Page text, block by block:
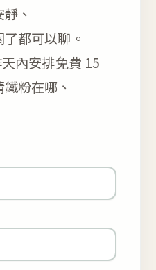
、
都可以聊。
內安排免費 15
粉在哪、